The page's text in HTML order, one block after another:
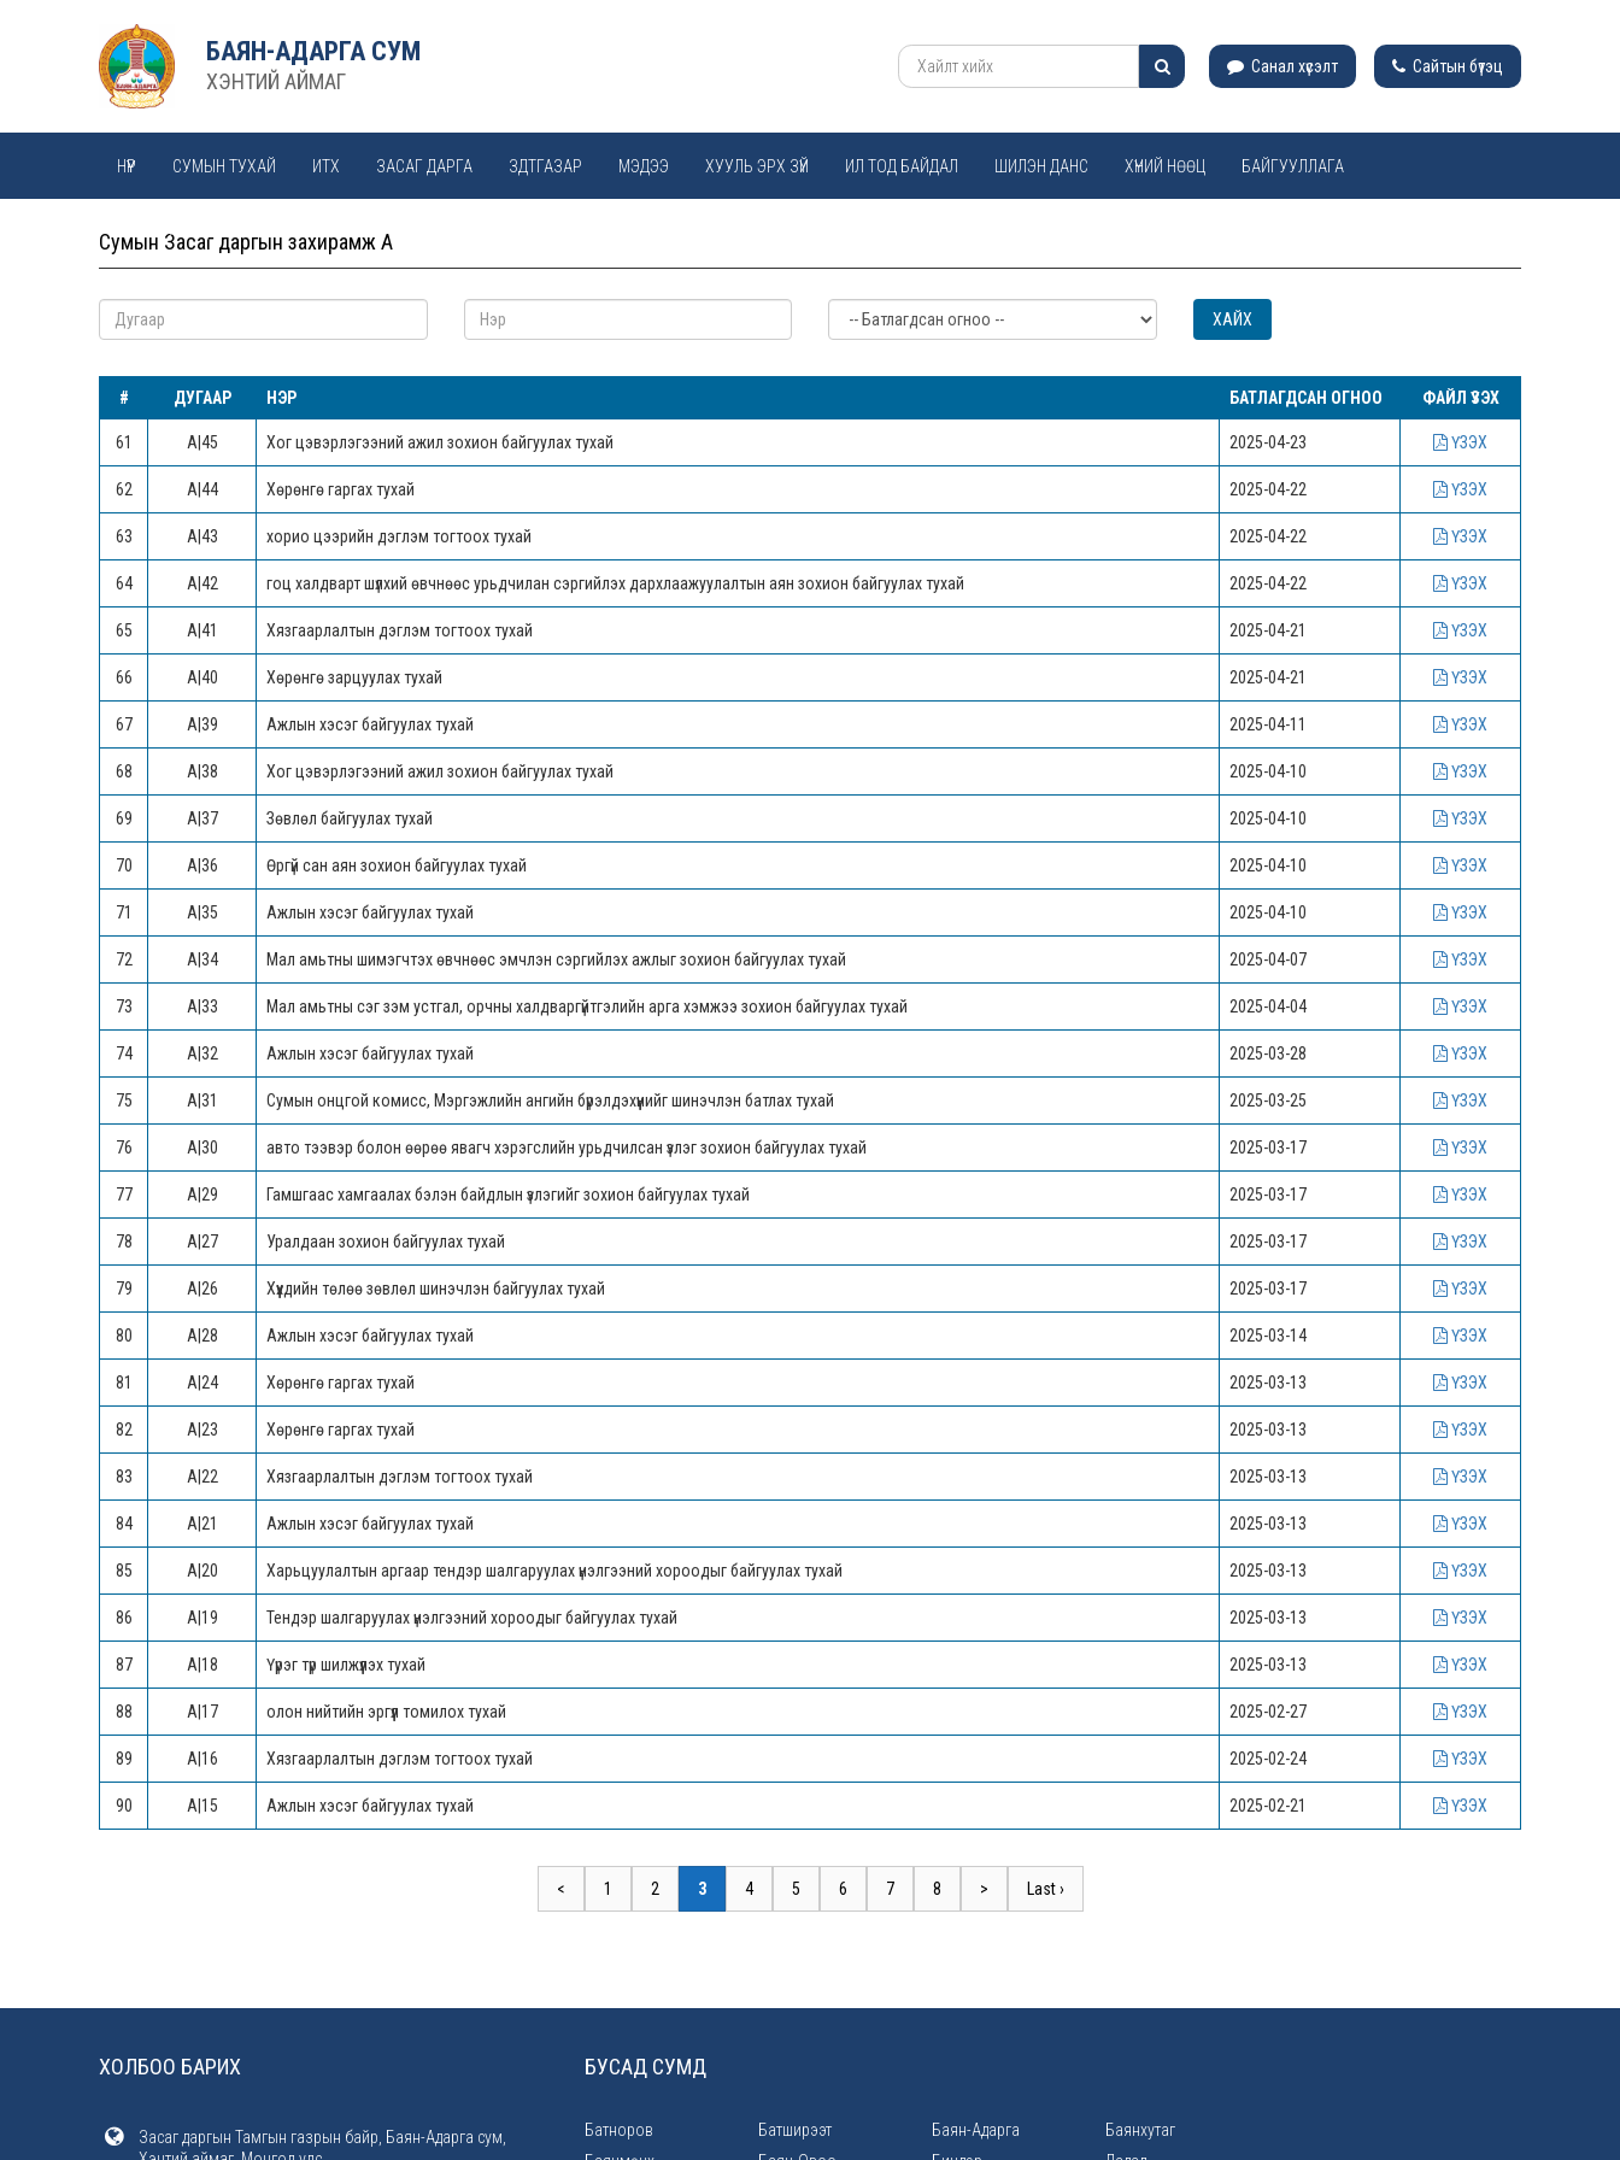
БАЯН-АДАРГА СУМ
ХЭНТИЙ АЙМАГ
Санал хүсэлт Сайтын бүтэц
НҮҮР СУМЫН ТУХАЙ ИТХ ЗАСАГ ДАРГА ЗДТГАЗАР МЭДЭЭ ХУУЛЬ ЭРХ ЗҮЙ ИЛ ТОД БАЙДАЛ ШИЛЭН ДАНС ХҮНИЙ НӨӨЦ БАЙГУУЛЛАГА
МОНГОЛ ХАТДЫН ӨРГӨӨ
Сумын Засаг даргын захирамж А
# ДУГААР НЭР БАТЛАГДСАН ОГНОО ФАЙЛ ҮЗЭХ
61 А|45 Хог цэвэрлэгээний ажил зохион байгуулах тухай 2025-04-23 ҮЗЭХ
62 А|44 Хөрөнгө гаргах тухай 2025-04-22 ҮЗЭХ
63 А|43 хорио цээрийн дэглэм тогтоох тухай 2025-04-22 ҮЗЭХ
64 А|42 гоц халдварт шүлхий өвчнөөс урьдчилан сэргийлэх дархлаажуулалтын аян зохион байгуулах тухай 2025-04-22 ҮЗЭХ
65 А|41 Хязгаарлалтын дэглэм тогтоох тухай 2025-04-21 ҮЗЭХ
66 А|40 Хөрөнгө зарцуулах тухай 2025-04-21 ҮЗЭХ
67 А|39 Ажлын хэсэг байгуулах тухай 2025-04-11 ҮЗЭХ
68 А|38 Хог цэвэрлэгээний ажил зохион байгуулах тухай 2025-04-10 ҮЗЭХ
69 А|37 Зөвлөл байгуулах тухай 2025-04-10 ҮЗЭХ
70 А|36 Өргүй сан аян зохион байгуулах тухай 2025-04-10 ҮЗЭХ
71 А|35 Ажлын хэсэг байгуулах тухай 2025-04-10 ҮЗЭХ
72 А|34 Мал амьтны шимэгчтэх өвчнөөс эмчлэн сэргийлэх ажлыг зохион байгуулах тухай 2025-04-07 ҮЗЭХ
73 А|33 Мал амьтны сэг зэм устгал, орчны халдваргүйтгэлийн арга хэмжээ зохион байгуулах тухай 2025-04-04 ҮЗЭХ
74 А|32 Ажлын хэсэг байгуулах тухай 2025-03-28 ҮЗЭХ
75 А|31 Сумын онцгой комисс, Мэргэжлийн ангийн бүрэлдэхүүнийг шинэчлэн батлах тухай 2025-03-25 ҮЗЭХ
76 А|30 авто тээвэр болон өөрөө явагч хэрэгслийн урьдчилсан үзлэг зохион байгуулах тухай 2025-03-17 ҮЗЭХ
77 А|29 Гамшгаас хамгаалах бэлэн байдлын үзлэгийг зохион байгуулах тухай 2025-03-17 ҮЗЭХ
78 А|27 Уралдаан зохион байгуулах тухай 2025-03-17 ҮЗЭХ
79 А|26 Хүүхдийн төлөө зөвлөл шинэчлэн байгуулах тухай 2025-03-17 ҮЗЭХ
80 А|28 Ажлын хэсэг байгуулах тухай 2025-03-14 ҮЗЭХ
81 А|24 Хөрөнгө гаргах тухай 2025-03-13 ҮЗЭХ
82 А|23 Хөрөнгө гаргах тухай 2025-03-13 ҮЗЭХ
83 А|22 Хязгаарлалтын дэглэм тогтоох тухай 2025-03-13 ҮЗЭХ
84 А|21 Ажлын хэсэг байгуулах тухай 2025-03-13 ҮЗЭХ
85 А|20 Харьцуулалтын аргаар тендэр шалгаруулах үнэлгээний хороодыг байгуулах тухай 2025-03-13 ҮЗЭХ
86 А|19 Тендэр шалгаруулах үнэлгээний хороодыг байгуулах тухай 2025-03-13 ҮЗЭХ
87 А|18 Үүрэг түр шилжүүлэх тухай 2025-03-13 ҮЗЭХ
88 А|17 олон нийтийн эргүүл томилох тухай 2025-02-27 ҮЗЭХ
89 А|16 Хязгаарлалтын дэглэм тогтоох тухай 2025-02-24 ҮЗЭХ
90 А|15 Ажлын хэсэг байгуулах тухай 2025-02-21 ҮЗЭХ
< 1 2 3 4 5 6 7 8 > Last ›
ХОЛБОО БАРИХ
Засаг даргын Тамгын газрын байр, Баян-Адарга сум,
БУСАД СУМД
Батноров Батширээт Баян-Адарга
Баянхутаг